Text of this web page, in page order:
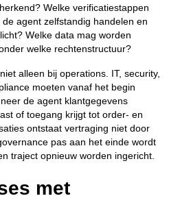
Welke verificatiestappen
agent zelfstandig handelen en
Welke data mag worden
welke rechtenstructuur?
alleen bij operations. IT, security,
moeten vanaf het begin
de agent klantgegevens
of toegang krijgt tot order- en
ontstaat vertraging niet door
pas aan het einde wordt
traject opnieuw worden ingericht.
met